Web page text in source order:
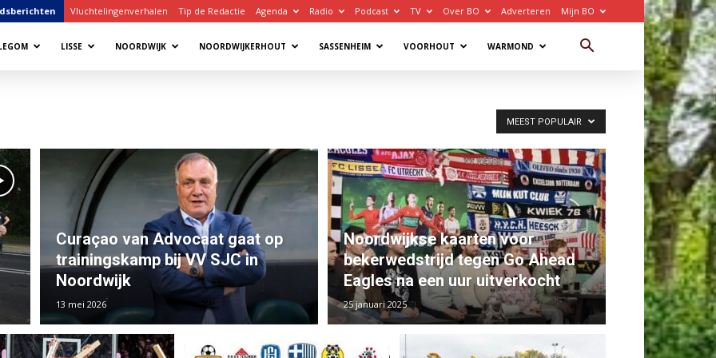
Vluchtelingenverhalen Tip de Redactie Agenda Radio Podcast TV Over BO Adverteren Mijn BO
LISSE NOORDWIJK NOORDWIJKERHOUT SASSENHEIM VOORHOUT WARMOND
MEEST POPULAIR
Curaçao van Advocaat gaat op
trainingskamp bij VV SJC in
Noordwijk
13 mei 2026
Noordwijkse kaarten voor
bekerwedstrijd tegen Go Ahead
Eagles na een uur uitverkocht
25 januari 2025